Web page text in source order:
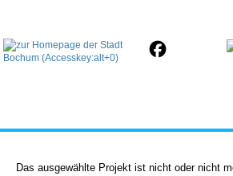
Das ausgewählte Projekt ist nicht oder nicht